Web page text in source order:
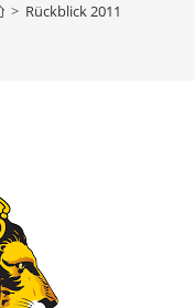
> Rückblick 2011